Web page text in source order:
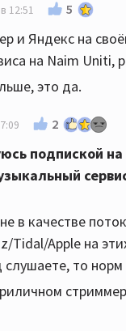
12:51 5
и Яндекс на
на Naim Uniti,
это да.
2
подпиской
в качестве
Tidal/Apple на
то норм